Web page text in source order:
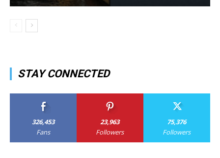
STAY CONNECTED
326,453
Fans
23,963
Followers
75,376
Followers